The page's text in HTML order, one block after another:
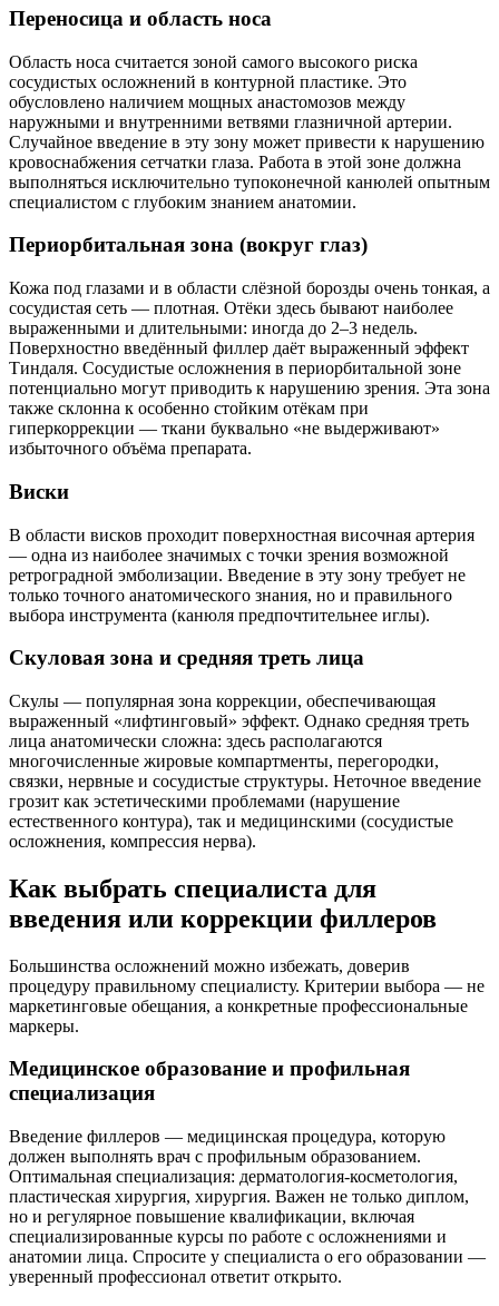
Переносица и область носа
Область носа считается зоной самого высокого риска
сосудистых осложнений в контурной пластике. Это
обусловлено наличием мощных анастомозов между
наружными и внутренними ветвями глазничной артерии.
Случайное введение в эту зону может привести к нарушению
кровоснабжения сетчатки глаза. Работа в этой зоне должна
выполняться исключительно тупоконечной канюлей опытным
специалистом с глубоким знанием анатомии.
Периорбитальная зона (вокруг глаз)
Кожа под глазами и в области слёзной борозды очень тонкая, а
сосудистая сеть — плотная. Отёки здесь бывают наиболее
выраженными и длительными: иногда до 2–3 недель.
Поверхностно введённый филлер даёт выраженный эффект
Тиндаля. Сосудистые осложнения в периорбитальной зоне
потенциально могут приводить к нарушению зрения. Эта зона
также склонна к особенно стойким отёкам при
гиперкоррекции — ткани буквально «не выдерживают»
избыточного объёма препарата.
Виски
В области висков проходит поверхностная височная артерия
— одна из наиболее значимых с точки зрения возможной
ретроградной эмболизации. Введение в эту зону требует не
только точного анатомического знания, но и правильного
выбора инструмента (канюля предпочтительнее иглы).
Скуловая зона и средняя треть лица
Скулы — популярная зона коррекции, обеспечивающая
выраженный «лифтинговый» эффект. Однако средняя треть
лица анатомически сложна: здесь располагаются
многочисленные жировые компартменты, перегородки,
связки, нервные и сосудистые структуры. Неточное введение
грозит как эстетическими проблемами (нарушение
естественного контура), так и медицинскими (сосудистые
осложнения, компрессия нерва).
Как выбрать специалиста для
введения или коррекции филлеров
Большинства осложнений можно избежать, доверив
процедуру правильному специалисту. Критерии выбора — не
маркетинговые обещания, а конкретные профессиональные
маркеры.
Медицинское образование и профильная
специализация
Введение филлеров — медицинская процедура, которую
должен выполнять врач с профильным образованием.
Оптимальная специализация: дерматология-косметология,
пластическая хирургия, хирургия. Важен не только диплом,
но и регулярное повышение квалификации, включая
специализированные курсы по работе с осложнениями и
анатомии лица. Спросите у специалиста о его образовании —
уверенный профессионал ответит открыто.